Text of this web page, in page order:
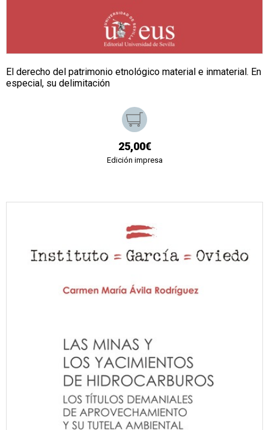
El derecho del patrimonio etnológico material e inmaterial. En
especial, su delimitación
25,00€
Edición impresa